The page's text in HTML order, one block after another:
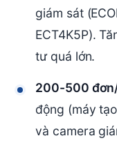
giám sát
ECT4K5P).
tư quá lớn.
200-500
động (máy
và camera